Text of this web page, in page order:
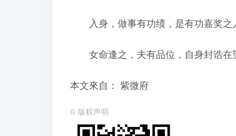
入身，做事有功绩，是有功嘉奖之
女命逢之，夫有品位，自身封诰在
本文來自： 紫微府
© 版权声明